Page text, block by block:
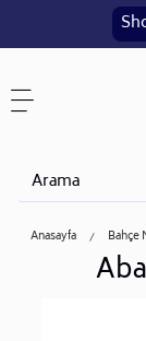
Anasayfa Bahçe